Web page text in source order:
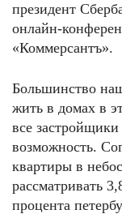
президент
онлайн-
«Коммерсантъ».
Большинство
жить в домах в
все
возможность.
квартиры в
рассматривать
процента